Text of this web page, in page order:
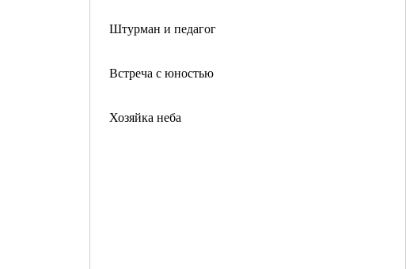
Штурман и педагог
Встреча с юностью
Хозяйка неба